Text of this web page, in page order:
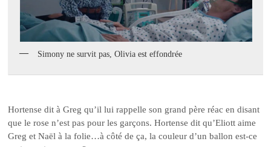
Simony ne survit pas, Olivia est effondrée
Hortense dit à Greg qu’il lui rappelle son grand père réac en disant
que le rose n’est pas pour les garçons. Hortense dit qu’Eliott aime
Greg et Naël à la folie…à côté de ça, la couleur d’un ballon est-ce